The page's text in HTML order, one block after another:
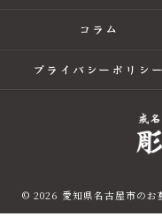
コラム
プライバシーポリシー
© 2026 愛知県名古屋市の